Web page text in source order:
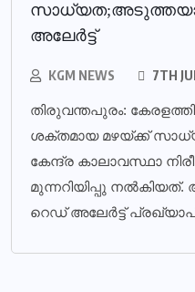
അലേര്‍ട്ട്
KGM NEWS 7TH
തിരുവന്തപുരം:
ശക്തമായ മഴയ്ക്ക്
കേന്ദ്ര കാലാവസ്ഥാ
മുന്നറിയിപ്പു
റെഡ് അലേര്‍ട്ട്